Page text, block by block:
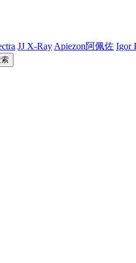
JJ X-Ray Apiezon阿佩佐 Igor